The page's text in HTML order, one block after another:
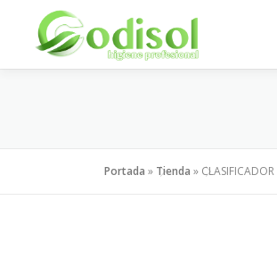
contenido
Portada » Tienda »